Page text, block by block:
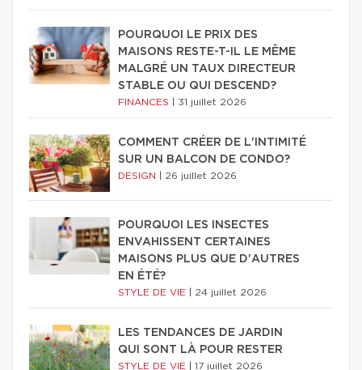
POURQUOI LE PRIX DES
MAISONS RESTE-T-IL LE MÊME
MALGRÉ UN TAUX DIRECTEUR
STABLE OU QUI DESCEND?
FINANCES 31 juillet 2026
COMMENT CRÉER DE L'INTIMITÉ
SUR UN BALCON DE CONDO?
DESIGN 26 juillet 2026
POURQUOI LES INSECTES
ENVAHISSENT CERTAINES
MAISONS PLUS QUE D'AUTRES
EN ÉTÉ?
STYLE DE VIE 24 juillet 2026
LES TENDANCES DE JARDIN
QUI SONT LÀ POUR RESTER
STYLE DE VIE 17 juillet 2026